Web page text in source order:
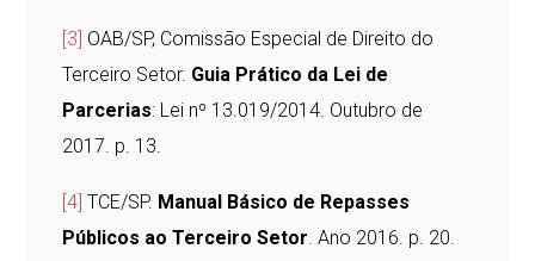
[3] OAB/SP, Comissão Especial de Direito do
Terceiro Setor. Guia Prático da Lei de
Parcerias: Lei nº 13.019/2014. Outubro de
2017. p. 13.
[4] TCE/SP. Manual Básico de Repasses
Públicos ao Terceiro Setor. Ano 2016. p. 20.